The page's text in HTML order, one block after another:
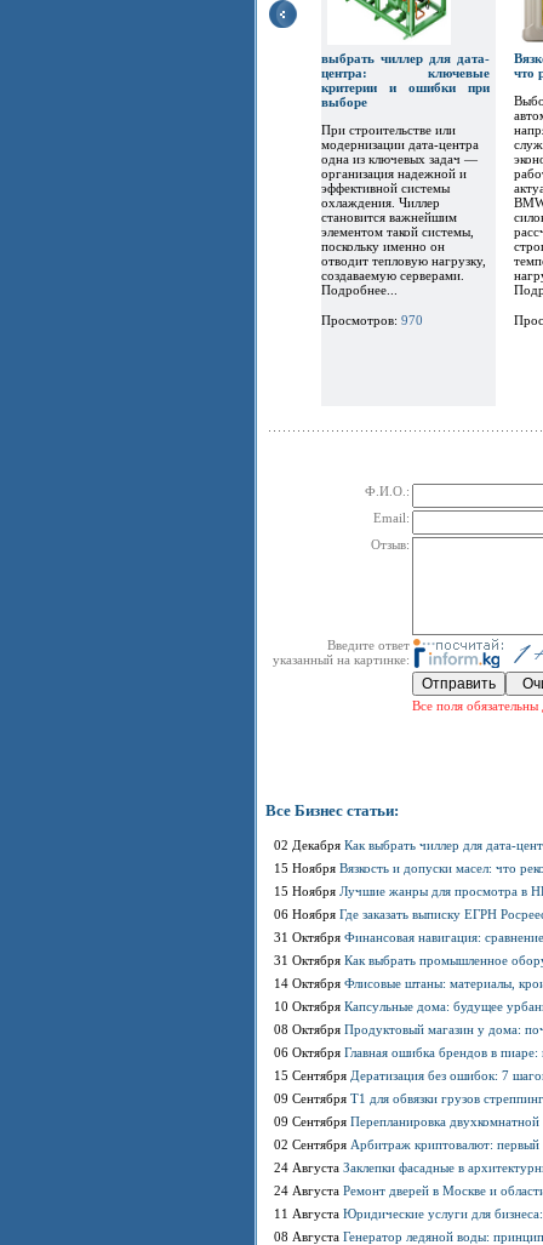
выбрать чиллер для дата-
центра: ключевые
критерии и ошибки при
выборе
При строительстве или
модернизации дата-центра
одна из ключевых задач —
организация надежной и
эффективной системы
охлаждения. Чиллер
становится важнейшим
элементом такой системы,
поскольку именно он
отводит тепловую нагрузку,
создаваемую серверами.
Подробнее...
Просмотров: 970
что
Ф.И.О.:
Email:
Отзыв:
Введите ответ
указанный на картинке:
Все поля обязательны
Все Бизнес статьи:
02 Декабря Как выбрать чиллер для дата-
15 Ноября Вязкость и допуски масел: что
15 Ноября Лучшие жанры для просмотра в
06 Ноября Где заказать выписку ЕГРН
31 Октября Финансовая навигация:
31 Октября Как выбрать промышленное
14 Октября Флисовые штаны: материалы,
10 Октября Капсульные дома: будущее
08 Октября Продуктовый магазин у дома:
06 Октября Главная ошибка брендов в
15 Сентября Дератизация без ошибок: 7
09 Сентября T1 для обвязки грузов
09 Сентября Перепланировка двухкомнатной
02 Сентября Арбитраж криптовалют: первый
24 Августа Заклепки фасадные в
24 Августа Ремонт дверей в Москве и
11 Августа Юридические услуги для
08 Августа Генератор ледяной воды: